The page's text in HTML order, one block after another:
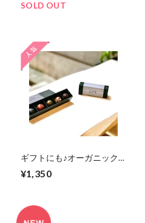
SOLD OUT
ギフトにも♪オーガニック
ギルトフリーボール <5個セ
ット>
¥1,350